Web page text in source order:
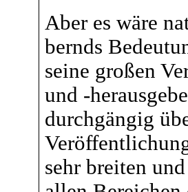
Aber es wäre
bernds
seine großen
und -
durchgängig
sehr breiten